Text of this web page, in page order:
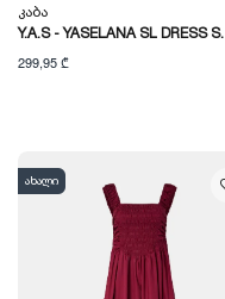
Კაბა
Y.A.S - YASELANA SL DRESS S.
299,95 ₾
ახალი